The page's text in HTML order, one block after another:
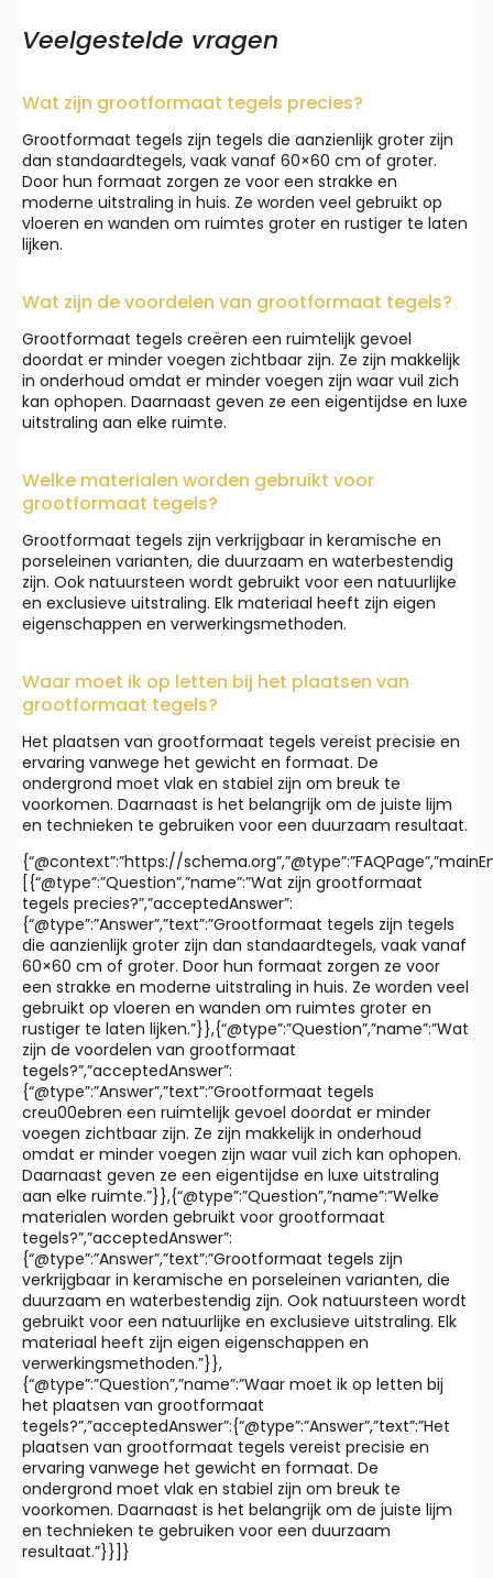
Veelgestelde vragen
Wat zijn grootformaat tegels precies?
Grootformaat tegels zijn tegels die aanzienlijk groter zijn
dan standaardtegels, vaak vanaf 60×60 cm of groter.
Door hun formaat zorgen ze voor een strakke en
moderne uitstraling in huis. Ze worden veel gebruikt op
vloeren en wanden om ruimtes groter en rustiger te laten
lijken.
Wat zijn de voordelen van grootformaat tegels?
Grootformaat tegels creëren een ruimtelijk gevoel
doordat er minder voegen zichtbaar zijn. Ze zijn makkelijk
in onderhoud omdat er minder voegen zijn waar vuil zich
kan ophopen. Daarnaast geven ze een eigentijdse en luxe
uitstraling aan elke ruimte.
Welke materialen worden gebruikt voor
grootformaat tegels?
Grootformaat tegels zijn verkrijgbaar in keramische en
porseleinen varianten, die duurzaam en waterbestendig
zijn. Ook natuursteen wordt gebruikt voor een natuurlijke
en exclusieve uitstraling. Elk materiaal heeft zijn eigen
eigenschappen en verwerkingsmethoden.
Waar moet ik op letten bij het plaatsen van
grootformaat tegels?
Het plaatsen van grootformaat tegels vereist precisie en
ervaring vanwege het gewicht en formaat. De
ondergrond moet vlak en stabiel zijn om breuk te
voorkomen. Daarnaast is het belangrijk om de juiste lijm
en technieken te gebruiken voor een duurzaam resultaat.
{“@context”:”https://
[{“@type”:”Question”,”name”:”Wat zijn grootformaat
tegels precies?”,”acceptedAnswer”:
{“@type”:”Answer”,”text”:”Grootformaat tegels zijn tegels
die aanzienlijk groter zijn dan standaardtegels, vaak vanaf
60×60 cm of groter. Door hun formaat zorgen ze voor
een strakke en moderne uitstraling in huis. Ze worden veel
gebruikt op vloeren en wanden om ruimtes groter en
rustiger te laten lijken.”}},{“@type”:”Question”,”name”:”Wat
zijn de voordelen van grootformaat
tegels?”,”acceptedAnswer”:
{“@type”:”Answer”,”text”:”Grootformaat tegels
creu00ebren een ruimtelijk gevoel doordat er minder
voegen zichtbaar zijn. Ze zijn makkelijk in onderhoud
omdat er minder voegen zijn waar vuil zich kan ophopen.
Daarnaast geven ze een eigentijdse en luxe uitstraling
aan elke ruimte.”}},{“@type”:”Question”,”name”:”Welke
materialen worden gebruikt voor grootformaat
tegels?”,”acceptedAnswer”:
{“@type”:”Answer”,”text”:”Grootformaat tegels zijn
verkrijgbaar in keramische en porseleinen varianten, die
duurzaam en waterbestendig zijn. Ook natuursteen wordt
gebruikt voor een natuurlijke en exclusieve uitstraling. Elk
materiaal heeft zijn eigen eigenschappen en
verwerkingsmethoden.”}},
{“@type”:”Question”,”name”:”Waar moet ik op letten bij
het plaatsen van grootformaat
tegels?”,”acceptedAnswer”:{“@type”:”Answer”,”text”:”Het
plaatsen van grootformaat tegels vereist precisie en
ervaring vanwege het gewicht en formaat. De
ondergrond moet vlak en stabiel zijn om breuk te
voorkomen. Daarnaast is het belangrijk om de juiste lijm
en technieken te gebruiken voor een duurzaam
resultaat.”}}]}